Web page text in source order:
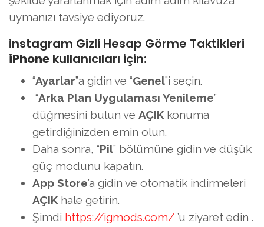
uymanızı tavsiye ediyoruz.
instagram Gizli Hesap Görme Taktikleri
iPhone kullanıcıları için:
“Ayarlar”a gidin ve “Genel”i seçin.
“Arka Plan Uygulaması Yenileme”
düğmesini bulun ve AÇIKkonuma
getirdiğinizden emin olun.
Daha sonra, “Pil” bölümüne gidin ve düşük
güç modunu kapatın.
App Store’a gidin ve otomatik indirmeleri
AÇIKhale getirin.
Şimdi https://igmods.com/ ’u ziyaret edin .